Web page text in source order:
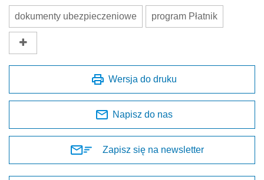
dokumenty ubezpieczeniowe program Płatnik
Wersja do druku
Napisz do nas
Zapisz się na newsletter